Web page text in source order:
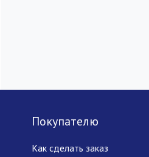
Покупателю
Как сделать заказ